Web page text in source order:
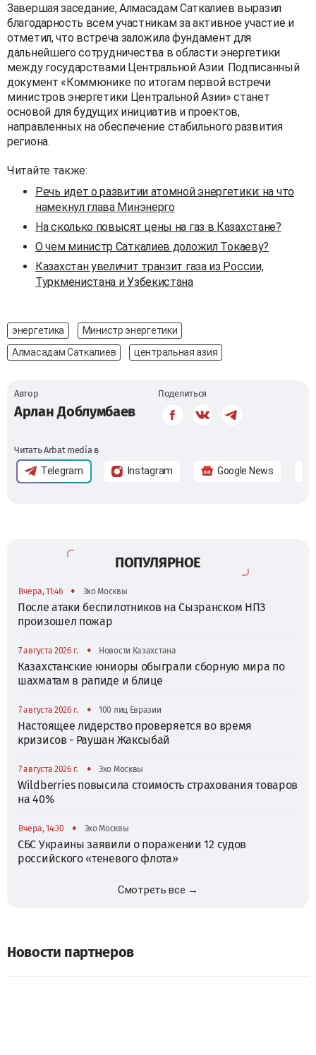
Завершая заседание, Алмасадам Саткалиев выразил
благодарность всем участникам за активное участие и
отметил, что встреча заложила фундамент для
дальнейшего сотрудничества в области энергетики
между государствами Центральной Азии. Подписанный
документ «Коммюнике по итогам первой встречи
министров энергетики Центральной Азии» станет
основой для будущих инициатив и проектов,
направленных на обеспечение стабильного развития
региона.
Читайте также:
Речь идет о развитии атомной энергетики: на что
намекнул глава Минэнерго
На сколько повысят цены на газ в Казахстане?
О чем министр Саткалиев доложил Токаеву?
Казахстан увеличит транзит газа из России,
Туркменистана и Узбекистана
энергетика
Министр энергетики
Алмасадам Саткалиев
центральная азия
Автор
Арлан Доблумбаев
Поделиться
Читать Arbat media в
Telegram Instagram Google News
ПОПУЛЯРНОЕ
Вчера, 11:46 • Эхо Москвы
После атаки беспилотников на Сызранском НПЗ
произошел пожар
7 августа 2026 г. • Новости Казахстана
Казахстанские юниоры обыграли сборную мира по
шахматам в рапиде и блице
7 августа 2026 г. • 100 лиц Евразии
Настоящее лидерство проверяется во время
кризисов - Раушан Жаксыбай
7 августа 2026 г. • Эхо Москвы
Wildberries повысила стоимость страхования товаров
на 40%
Вчера, 14:30 • Эхо Москвы
СБС Украины заявили о поражении 12 судов
российского «теневого флота»
Смотреть все →
Новости партнеров